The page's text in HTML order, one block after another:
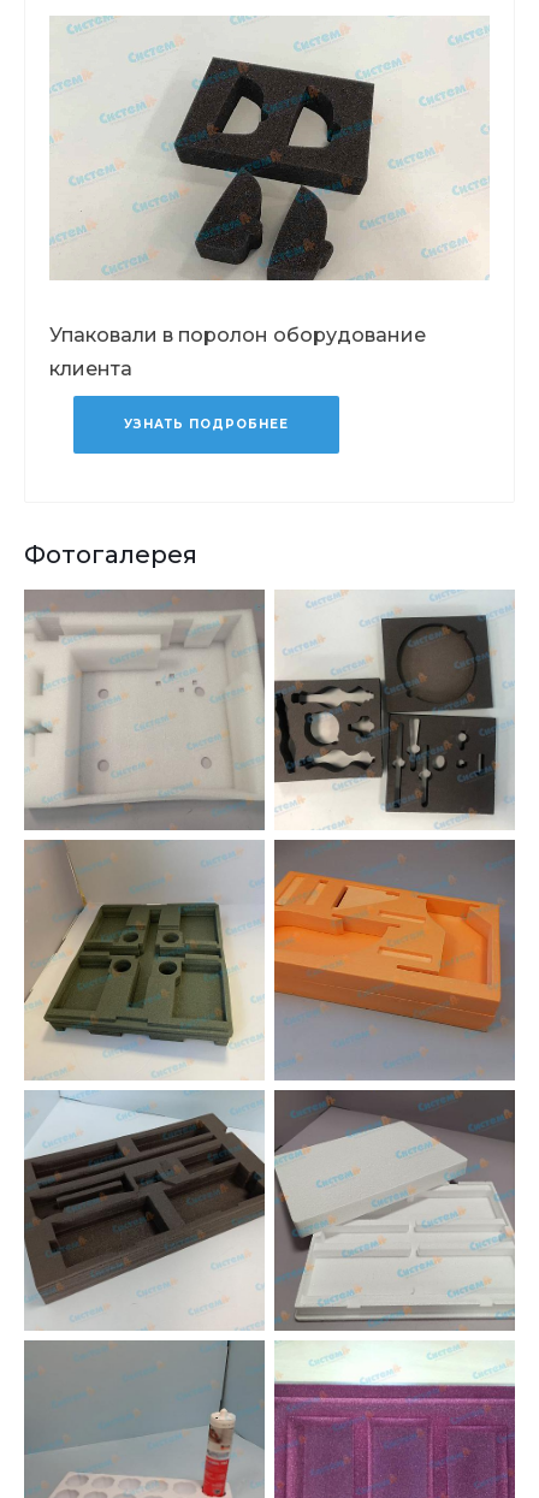
Упаковали в поролон оборудование
клиента
УЗНАТЬ ПОДРОБНЕЕ
Фотогалерея